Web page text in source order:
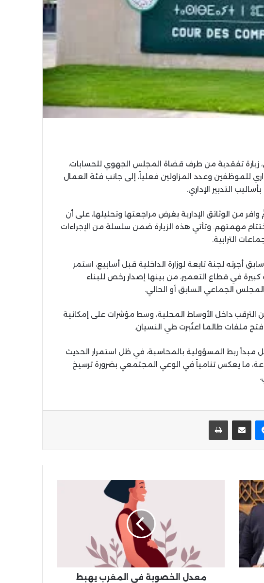
زيارة تفقدية من طرف قضاة المجلس الجهوي للحسابات،
للموظفين وعدد المزاولين فعلياً، إلى جانب فئة العمال
التدبير الإداري.
من الوثائق الإدارية بغرض مراجعتها وتحليلها، على أن
مهمتهم. وتأتي هذه الزيارة ضمن سلسلة من الإجراءات
الترابية.
لجنة تابعة لوزارة الداخلية قبل أسابيع، استمر
كبيرة في قطاع التعمير، من بينها إصدار رخص للبناء
الجماعي السابق أو الحالي.
الترقب داخل الأوساط المحلية، وسط مؤشرات على إمكانية
ملفات طالما اعتُبرت طي النسيان.
مبدأ ربط المسؤولية بالمحاسبة، في ظل استمرار الحديث
ما يعكس تنامياً في الوعي المجتمعي بضرورة ترسيخ
Messengerالمشاركة عبر البريد الإلكترونياطبعها
السكاني
معدل الخصوبة في المغرب يهبط